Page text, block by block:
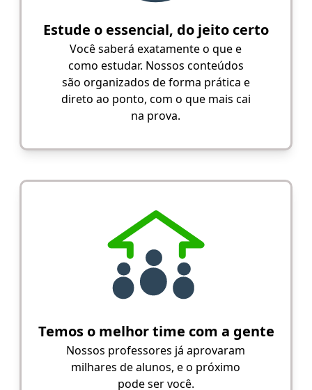
Estude o essencial, do jeito certo
Você saberá exatamente o que e
como estudar. Nossos conteúdos
são organizados de forma prática e
direto ao ponto, com o que mais cai
na prova.
Temos o melhor time com a gente
Nossos professores já aprovaram
milhares de alunos, e o próximo
pode ser você.